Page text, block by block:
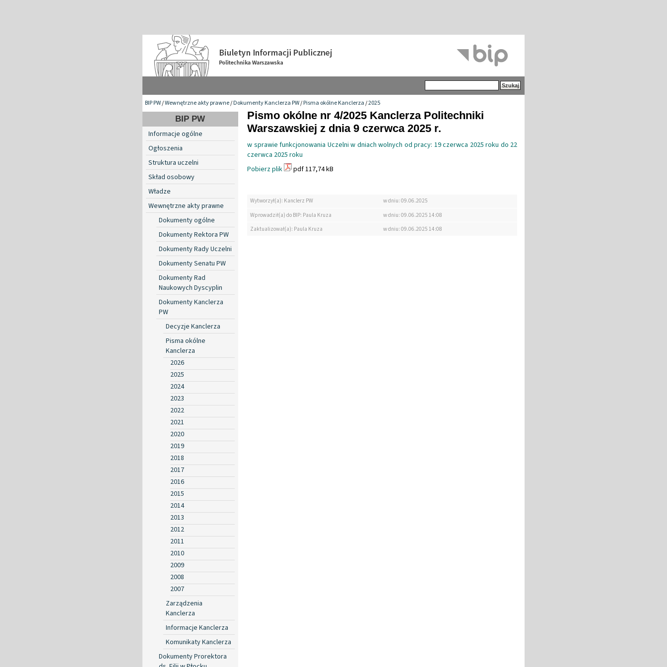
BIP PW/Wewnętrzne akty prawne/Dokumenty Kanclerza PW/Pisma okólne Kanclerza/2025
BIP PW
Informacje ogólne
Ogłoszenia
Struktura uczelni
Skład osobowy
Władze
Wewnętrzne akty prawne
Dokumenty ogólne
Dokumenty Rektora PW
Dokumenty Rady Uczelni
Dokumenty Senatu PW
Dokumenty Rad
Naukowych Dyscyplin
Dokumenty Kanclerza
PW
Decyzje Kanclerza
Pisma okólne
Kanclerza
2026
2025
2024
2023
2022
2021
2020
2019
2018
2017
2016
2015
2014
2013
2012
2011
2010
2009
2008
2007
Zarządzenia
Kanclerza
Informacje Kanclerza
Komunikaty Kanclerza
Dokumenty Prorektora
Pismo okólne nr 4/2025 Kanclerza Politechniki
Warszawskiej z dnia 9 czerwca 2025 r.
w sprawie funkcjonowania Uczelni w dniach wolnych od pracy: 19 czerwca 2025 roku do 22
czerwca 2025 roku
Pobierz plik
pdf 117,74 kB
Wytworzył(a): Kanclerz PW
w dniu: 09.06.2025
Wprowadził(a) do BIP: Paula Kruza
w dniu: 09.06.2025 14:08
Zaktualizował(a): Paula Kruza
w dniu: 09.06.2025 14:08